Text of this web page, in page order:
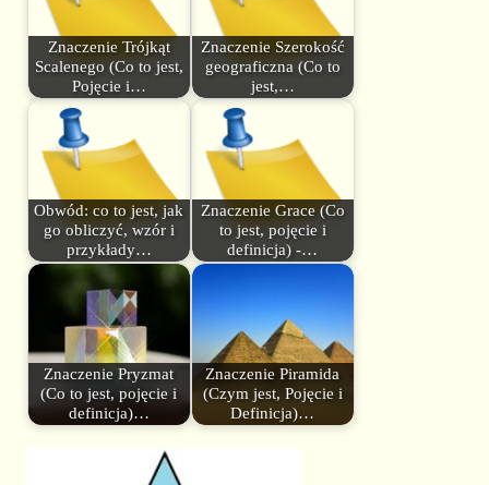
Znaczenie Trójkąt
Scalenego (Co to jest,
Pojęcie i…
Znaczenie Szerokość
geograficzna (Co to
jest,…
Obwód: co to jest, jak
go obliczyć, wzór i
przykłady…
Znaczenie Grace (Co
to jest, pojęcie i
definicja) -…
Znaczenie Pryzmat
(Co to jest, pojęcie i
definicja)…
Znaczenie Piramida
(Czym jest, Pojęcie i
Definicja)…